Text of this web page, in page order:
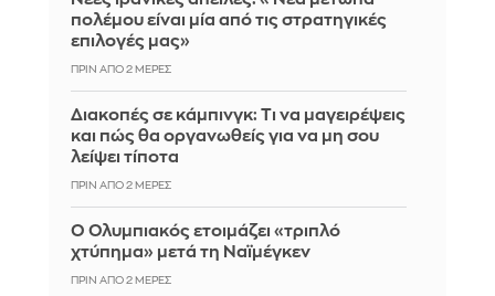
πολέμου είναι μία από τις στρατηγικές
επιλογές μας»
ΠΡΙΝ ΑΠΌ 2 ΜΈΡΕΣ
Διακοπές σε κάμπινγκ: Τι να μαγειρέψεις
και πώς θα οργανωθείς για να μη σου
λείψει τίποτα
ΠΡΙΝ ΑΠΌ 2 ΜΈΡΕΣ
Ο Ολυμπιακός ετοιμάζει «τριπλό
χτύπημα» μετά τη Ναϊμέγκεν
ΠΡΙΝ ΑΠΌ 2 ΜΈΡΕΣ